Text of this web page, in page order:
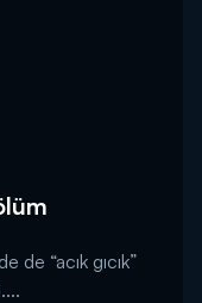
de “acık gıcık”